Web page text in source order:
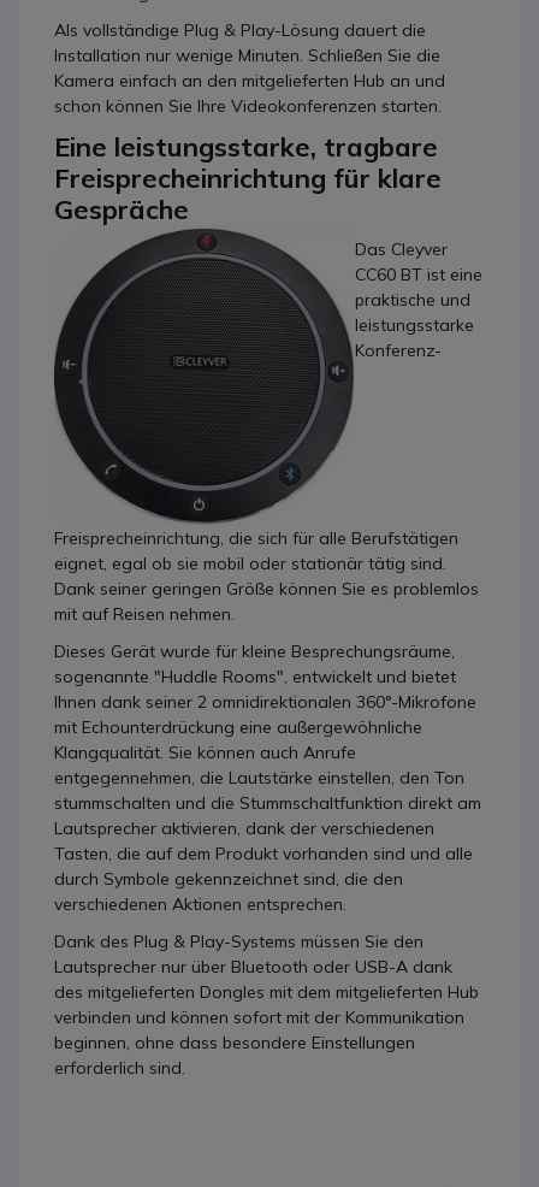
Als vollständige Plug & Play-Lösung dauert die
Installation nur wenige Minuten. Schließen Sie die
Kamera einfach an den mitgelieferten Hub an und
schon können Sie Ihre Videokonferenzen starten.
Eine leistungsstarke, tragbare
Freisprecheinrichtung für klare
Gespräche
Das Cleyver
CC60 BT ist eine
praktische und
leistungsstarke
Konferenz-
Freisprecheinrichtung, die sich für alle Berufstätigen
eignet, egal ob sie mobil oder stationär tätig sind.
Dank seiner geringen Größe können Sie es problemlos
mit auf Reisen nehmen.
Dieses Gerät wurde für kleine Besprechungsräume,
sogenannte "Huddle Rooms", entwickelt und bietet
Ihnen dank seiner 2 omnidirektionalen 360°-Mikrofone
mit Echounterdrückung eine außergewöhnliche
Klangqualität. Sie können auch Anrufe
entgegennehmen, die Lautstärke einstellen, den Ton
stummschalten und die Stummschaltfunktion direkt am
Lautsprecher aktivieren, dank der verschiedenen
Tasten, die auf dem Produkt vorhanden sind und alle
durch Symbole gekennzeichnet sind, die den
verschiedenen Aktionen entsprechen.
Dank des Plug & Play-Systems müssen Sie den
Lautsprecher nur über Bluetooth oder USB-A dank
des mitgelieferten Dongles mit dem mitgelieferten Hub
verbinden und können sofort mit der Kommunikation
beginnen, ohne dass besondere Einstellungen
erforderlich sind.